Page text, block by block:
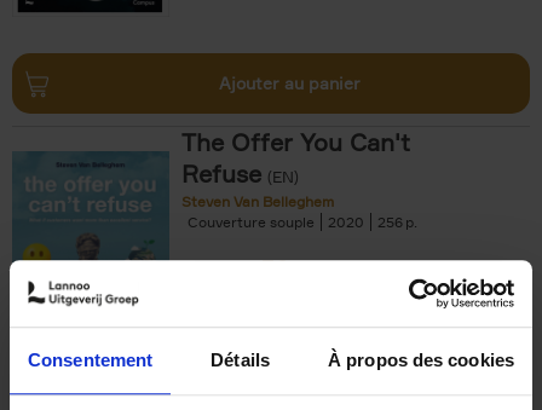
Consentement Détails À propos des cookies
Ajouter au panier
The Offer You Can't
Refuse (EN)
Steven Van Belleghem
Couverture souple
2020 256
€37,50